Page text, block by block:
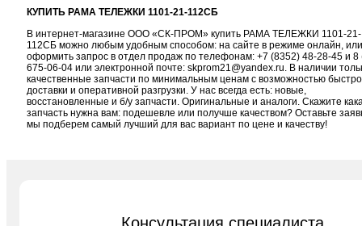
КУПИТЬ РАМА ТЕЛЕЖКИ 1101-21-112СБ
В интернет-магазине ООО «СК-ПРОМ» купить РАМА ТЕЛЕЖКИ 1101-21-
112СБ можно любым удобным способом: на сайте в режиме онлайн, или
оформить запрос в отдел продаж по телефонам: +7 (8352) 48-28-45и 8
675-06-04или электронной почте: skprom21@yandex.ru. В наличии
качественные запчасти по минимальным ценам с возможностью
доставки и оперативной разгрузки. У нас всегда есть: новые,
восстановленные и б/у запчасти. Оригинальные и аналоги. Скажите
запчасть нужна вам: подешевле или получше качеством? Оставьте
мы подберем самый лучший для вас вариант по цене и качеству!